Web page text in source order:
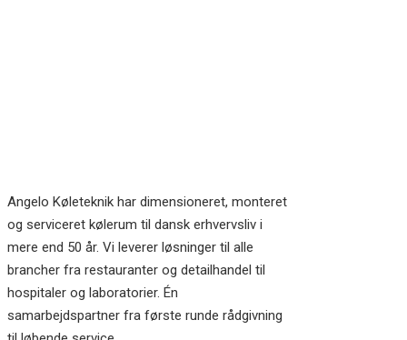
Angelo Køleteknik har dimensioneret, monteret
og serviceret kølerum til dansk erhvervsliv i
mere end 50 år. Vi leverer løsninger til alle
brancher fra restauranter og detailhandel til
hospitaler og laboratorier. Én
samarbejdspartner fra første runde rådgivning